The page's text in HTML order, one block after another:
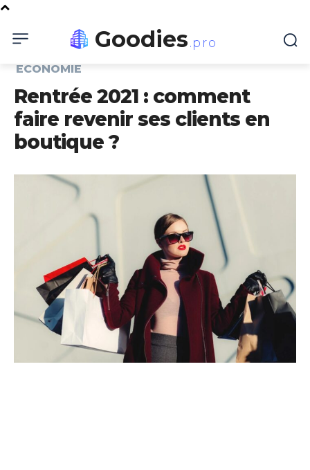
Goodies.pro
ECONOMIE
Rentrée 2021 : comment
faire revenir ses clients en
boutique ?